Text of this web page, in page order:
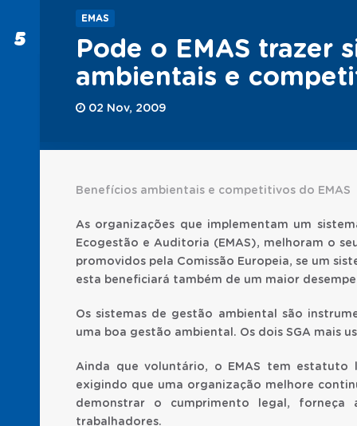
5 CONTACTOS
EMAS
Pode o EMAS trazer
ambientais e
02 Nov, 2009
Benefícios ambientais e competitivos do EMAS
As organizações que implementam um
Ecogestão e Auditoria (EMAS), melhoram o
promovidos pela Comissão Europeia, se um
esta beneficiará também de um maior
Os sistemas de gestão ambiental são
uma boa gestão ambiental. Os dois SGA mais
Ainda que voluntário, o EMAS tem estatuto
exigindo que uma organização melhore
demonstrar o cumprimento legal,
trabalhadores.